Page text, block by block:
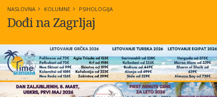
NASLOVNA KOLUMNE PSIHOLOGIJA
Dođi na Zagrljaj